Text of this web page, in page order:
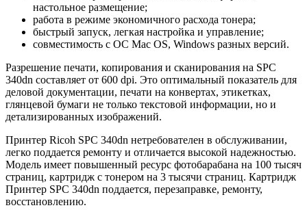
настольное размещение;
работа в режиме экономичного расхода тонера;
быстрый запуск, легкая настройка и управление;
совместимость с ОС Mac OS, Windows разных версий.
Разрешение печати, копирования и сканирования на SPC
340dn составляет от 600 dpi. Это оптимальный показатель для
деловой документации, печати на конвертах, этикетках,
глянцевой бумаги не только текстовой информации, но и
детализированных изображений.
Принтер Ricoh SPC 340dn нетребователен в обслуживании,
легко поддается ремонту и отличается высокой надежностью.
Модель имеет повышенный ресурс фотобарабана на 100 тысяч
страниц, картридж с тонером на 3 тысячи страниц. Картридж
Принтер SPC 340dn поддается, перезаправке, ремонту,
восстановлению.